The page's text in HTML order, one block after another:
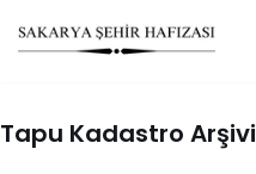
content
Tapu Kadastro Arşivi